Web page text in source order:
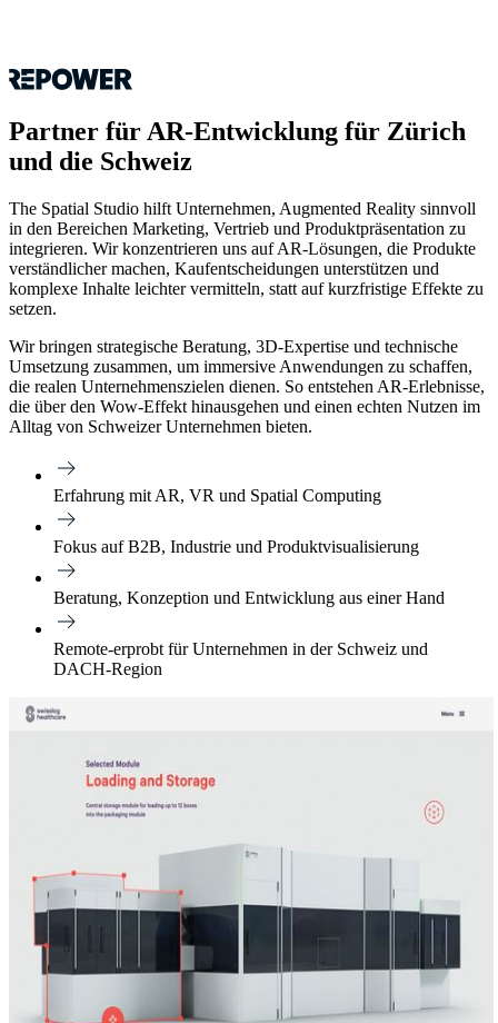
Partner für AR-Entwicklung für Zürich
und die Schweiz
The Spatial Studio hilft Unternehmen, Augmented Reality sinnvoll
in den Bereichen Marketing, Vertrieb und Produktpräsentation zu
integrieren. Wir konzentrieren uns auf AR-Lösungen, die Produkte
verständlicher machen, Kaufentscheidungen unterstützen und
komplexe Inhalte leichter vermitteln, statt auf kurzfristige Effekte zu
setzen.
Wir bringen strategische Beratung, 3D-Expertise und technische
Umsetzung zusammen, um immersive Anwendungen zu schaffen,
die realen Unternehmenszielen dienen. So entstehen AR-Erlebnisse,
die über den Wow-Effekt hinausgehen und einen echten Nutzen im
Alltag von Schweizer Unternehmen bieten.
Erfahrung mit AR, VR und Spatial Computing
Fokus auf B2B, Industrie und Produktvisualisierung
Beratung, Konzeption und Entwicklung aus einer Hand
Remote-erprobt für Unternehmen in der Schweiz und
DACH-Region